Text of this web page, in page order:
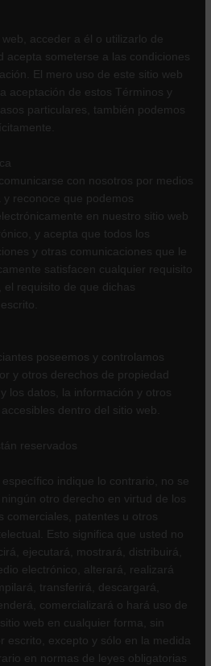
acceder a él o utilizarlo de
acepta someterse a las condiciones
El mero uso de este sitio web
aceptación de estos Términos y
particulares, también podemos
con nosotros por medios
reconoce que podemos
en nuestro sitio web
y acepta que todos los
y otras comunicaciones que le
satisfacen cualquier requisito
requisito de que dichas
poseemos y controlamos
y otros derechos de propiedad
los datos, la información y otros
dentro del sitio web.
reservados
indique lo contrario, no se
otro derecho en virtud de los
comerciales, patentes u otros
Esto significa que usted no
ejecutará, mostrará, distribuirá,
electrónico, alterará, realizará
transferirá, descargará,
comercializará o hará uso de
web en cualquier forma, sin
escrito, excepto y sólo en la medida
en normas de leyes obligatorias